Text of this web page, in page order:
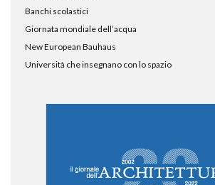
Banchi scolastici
Giornata mondiale dell’acqua
New European Bauhaus
Università che insegnano con lo spazio